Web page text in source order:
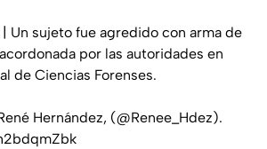
| Un sujeto fue agredido con arma de
por las autoridades en
de Ciencias Forenses.
Hernández, (@Renee_Hdez).